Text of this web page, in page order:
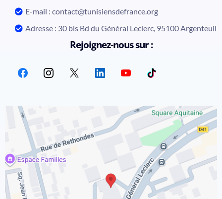
E-mail : contact@tunisiensdefrance.org
Adresse : 30 bis Bd du Général Leclerc, 95100 Argenteuil
Rejoignez-nous sur :